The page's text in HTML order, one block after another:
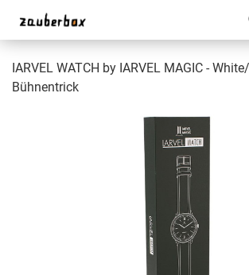
IARVEL WATCH by IARVEL MAGIC -
Bühnentrick